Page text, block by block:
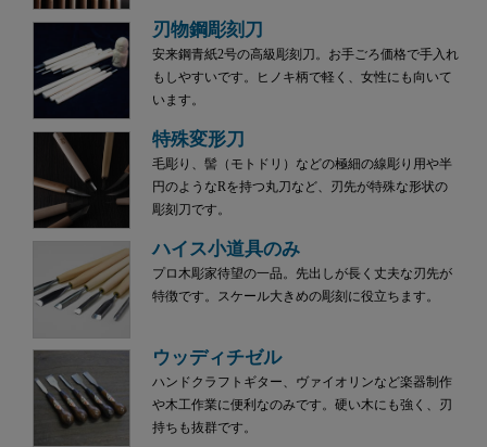
刃物鋼彫刻刀
安来鋼青紙2号の高級彫刻刀。お手ごろ価格で手入れ
もしやすいです。ヒノキ柄で軽く、女性にも向いて
います。
特殊変形刀
毛彫り、髻（モトドリ）などの極細の線彫り用や半
円のようなRを持つ丸刀など、刃先が特殊な形状の
彫刻刀です。
ハイス小道具のみ
プロ木彫家待望の一品。先出しが長く丈夫な刃先が
特徴です。スケール大きめの彫刻に役立ちます。
ウッディチゼル
ハンドクラフトギター、ヴァイオリンなど楽器制作
や木工作業に便利なのみです。硬い木にも強く、刃
持ちも抜群です。